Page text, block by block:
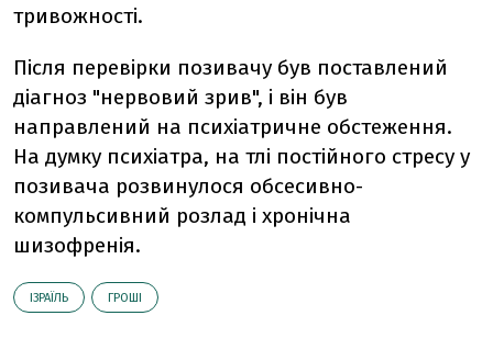
тривожності.
Після перевірки позивачу був поставлений
діагноз "нервовий зрив", і він був
направлений на психіатричне обстеження.
На думку психіатра, на тлі постійного стресу у
позивача розвинулося обсесивно-
компульсивний розлад і хронічна
шизофренія.
ІЗРАЇЛЬ ГРОШІ